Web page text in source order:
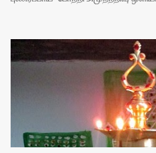
8.பிறர்வயமாகா பெரியோய் போற்றி
போற்றி 10.பேரருட்கடலாம் பேரரு...